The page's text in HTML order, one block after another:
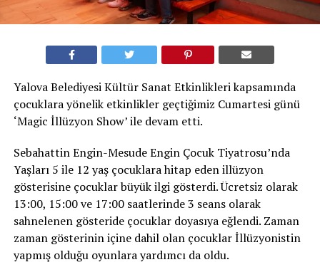
Yalova Belediyesi Kültür Sanat Etkinlikleri kapsamında
çocuklara yönelik etkinlikler geçtiğimiz Cumartesi günü
‘Magic İllüzyon Show’ ile devam etti.
Sebahattin Engin-Mesude Engin Çocuk Tiyatrosu’nda
Yaşları 5 ile 12 yaş çocuklara hitap eden illüzyon
gösterisine çocuklar büyük ilgi gösterdi. Ücretsiz olarak
13:00, 15:00 ve 17:00 saatlerinde 3 seans olarak
sahnelenen gösteride çocuklar doyasıya eğlendi. Zaman
zaman gösterinin içine dahil olan çocuklar İllüzyonistin
yapmış olduğu oyunlara yardımcı da oldu.